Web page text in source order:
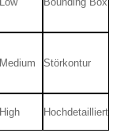
Medium Störkontur
High Hochdetailliert